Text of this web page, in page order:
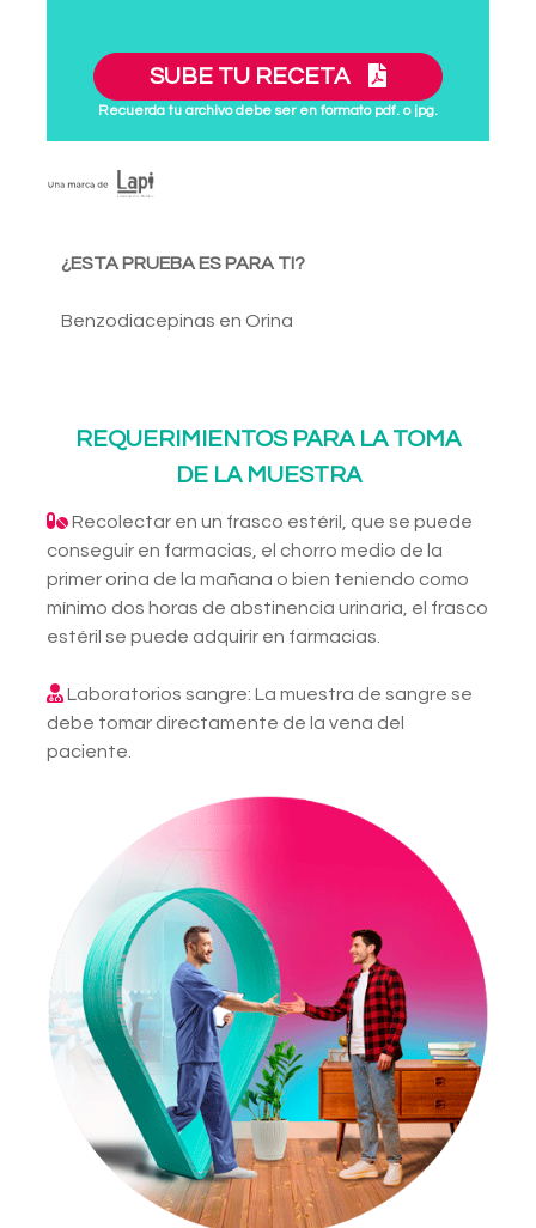
SUBE TU RECETA
Recuerda tu archivo debe ser en formato pdf. o jpg.
¿ESTA PRUEBA ES PARA TI?
Benzodiacepinas en Orina
REQUERIMIENTOS PARA LA TOMA
DE LA MUESTRA
Recolectar en un frasco estéril, que se puede
conseguir en farmacias, el chorro medio de la
primer orina de la mañana o bien teniendo como
mínimo dos horas de abstinencia urinaria, el frasco
estéril se puede adquirir en farmacias.
Laboratorios sangre: La muestra de sangre se
debe tomar directamente de la vena del
paciente.